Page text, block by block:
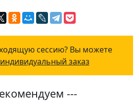
сессию? Вы можете
заказ
---